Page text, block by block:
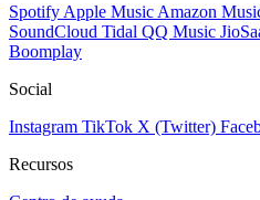
Spotify Apple Music Amazon
SoundCloud Tidal QQ Music
Boomplay
Social
Instagram TikTok X (Twitter)
Recursos